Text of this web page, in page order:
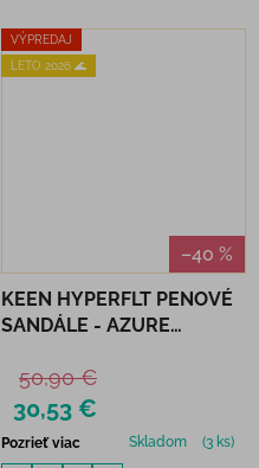
VÝPREDAJ
LETO 2026 🌊
–40 %
KEEN HYPERFLT PENOVÉ
SANDÁLE - AZURE
30,53 €
50,90 €
Pozrieť viac Skladom
(3 ks)